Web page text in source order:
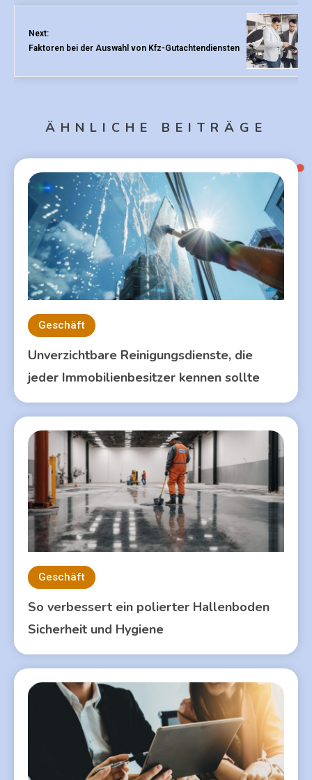
Next:
Faktoren bei der Auswahl von Kfz-Gutachtendiensten
ÄHNLICHE BEITRÄGE
Geschäft
Unverzichtbare Reinigungsdienste, die
jeder Immobilienbesitzer kennen sollte
Geschäft
So verbessert ein polierter Hallenboden
Sicherheit und Hygiene